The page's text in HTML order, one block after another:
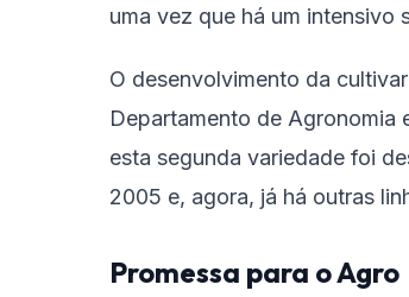
uma vez que há um intensivo
O desenvolvimento da
Departamento de Agronomia
esta segunda variedade foi
2005 e, agora, já há outras
Promessa para o Agro